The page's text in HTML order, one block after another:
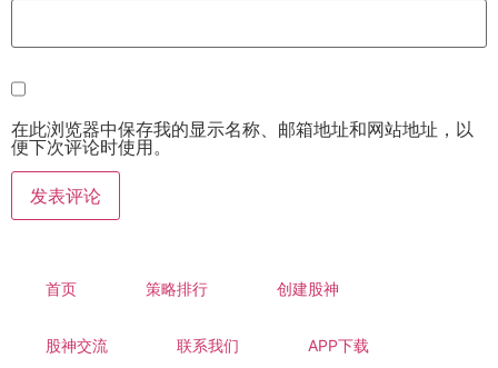
在此浏览器中保存我的显示名称、邮箱地址和网站地址，以
便下次评论时使用。
首页 策略排行 创建股神
股神交流 联系我们 APP下载